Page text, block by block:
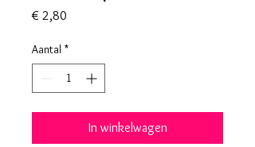
€ 2,80
Aantal *
In winkelwagen